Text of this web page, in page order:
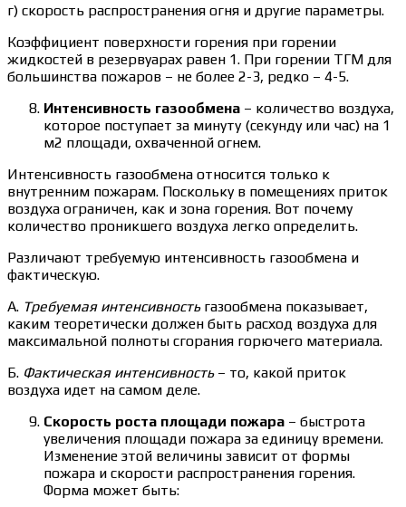
г) скорость распространения огня и другие параметры.
Коэффициент поверхности горения при горении
жидкостей в резервуарах равен 1. При горении ТГМ для
большинства пожаров – не более 2-3, редко – 4-5.
Интенсивность газообмена – количество воздуха,
которое поступает за минуту (секунду или час) на 1
м2 площади, охваченной огнем.
Интенсивность газообмена относится только к
внутренним пожарам. Поскольку в помещениях приток
воздуха ограничен, как и зона горения. Вот почему
количество проникшего воздуха легко определить.
Различают требуемую интенсивность газообмена и
фактическую.
А. Требуемая интенсивность газообмена показывает,
каким теоретически должен быть расход воздуха для
максимальной полноты сгорания горючего материала.
Б. Фактическая интенсивность– то, какой приток
воздуха идет на самом деле.
Скорость роста площади пожара – быстрота
увеличения площади пожара за единицу времени.
Изменение этой величины зависит от формы
пожара и скорости распространения горения.
Форма может быть: